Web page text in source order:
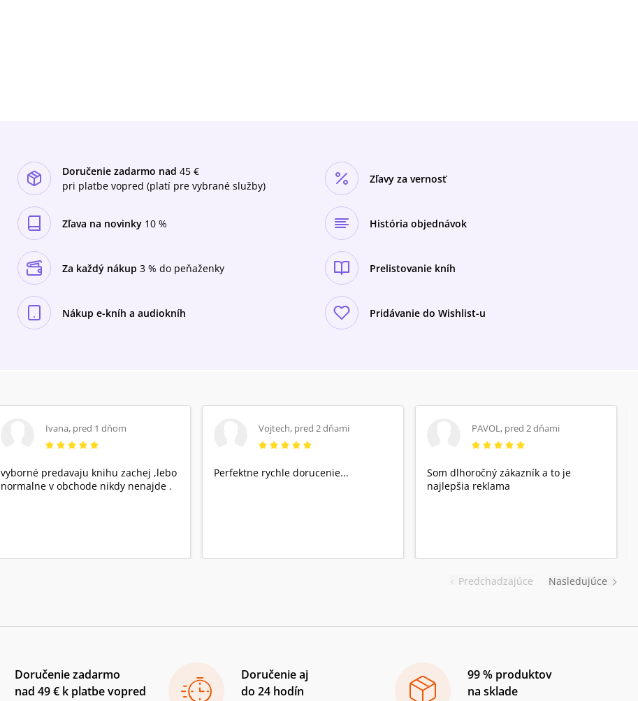
Doručenie zadarmo nad 45 €
pri platbe vopred (platí pre vybrané služby)
Zľavy za vernosť
Zľava na novinky 10 % História objednávok
Za každý nákup 3 % do peňaženky Prelistovanie kníh
Nákup e-kníh a audiokníh Pridávanie do Wishlist-u
Predchadzajúce
Ivana, pred 1 dňom
vyborné predavaju knihu zachej ,lebo
normalne v obchode nikdy nenajde .
Vojtech, pred 2 dňami
Perfektne rychle dorucenie...
PAVOL, pred 2 dňami
Som dlhoročný zákazník a to je
najlepšia reklama
Nasledujúce
Doručenie zadarmo
nad 49 € k platbe vopred
Doručenie aj
do 24 hodín
99 % produktov
na sklade